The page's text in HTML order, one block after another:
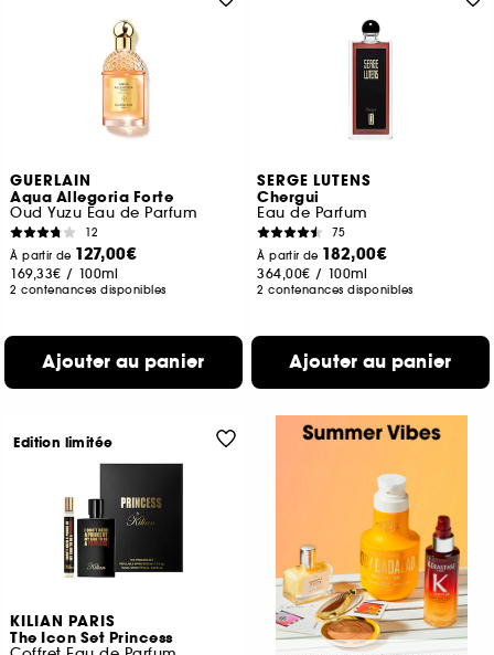
GUERLAIN
Aqua Allegoria Forte
Oud Yuzu Eau de Parfum
12
À partir de 127,00€
169,33€ / 100ml
2 contenances disponibles
Ajouter au panier
SERGE LUTENS
Chergui
Eau de Parfum
75
À partir de 182,00€
364,00€ / 100ml
2 contenances disponibles
Ajouter au panier
KILIAN PARIS
The Icon Set Princess
Edition limitée